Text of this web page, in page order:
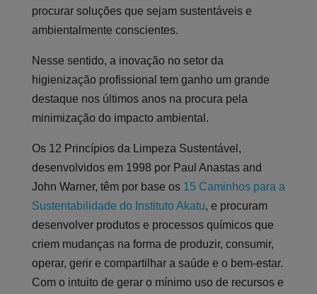
procurar soluções que sejam sustentáveis e
ambientalmente conscientes.
Nesse sentido, a inovação no setor da
higienização profissional tem ganho um grande
destaque nos últimos anos na procura pela
minimização do impacto ambiental.
Os 12 Princípios da Limpeza Sustentável,
desenvolvidos em 1998 por Paul Anastas and
John Warner, têm por base os 15 Caminhos para a
Sustentabilidade do Instituto Akatu, e procuram
desenvolver produtos e processos químicos que
criem mudanças na forma de produzir, consumir,
operar, gerir e compartilhar a saúde e o bem-estar.
Com o intuito de gerar o mínimo uso de recursos e